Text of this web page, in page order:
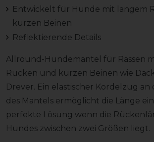
Entwickelt für Hunde mit langem
kurzen Beinen
Reflektierende Details
Allround-Hundemantel für Rassen
Rücken und kurzen Beinen wie
Drever. Ein elastischer Kordelzug an
des Mantels ermöglicht die Länge
perfekte Lösung wenn die
Hundes zwischen zwei Größen liegt.